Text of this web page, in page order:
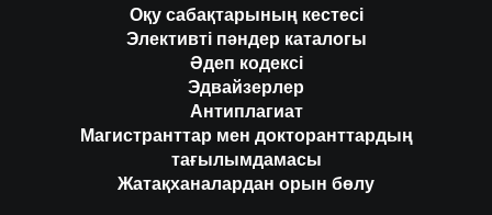
Оқу сабақтарының кестесі
Элективті пәндер каталогы
Әдеп кодексі
Эдвайзерлер
Антиплагиат
Магистранттар мен докторанттардың
тағылымдамасы
Жатақханалардан орын бөлу